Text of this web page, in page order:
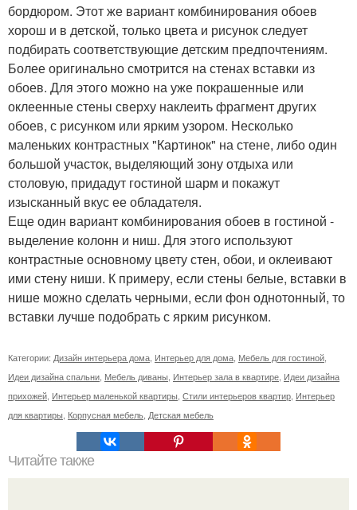
бордюром. Этот же вариант комбинирования обоев
хорош и в детской, только цвета и рисунок следует
подбирать соответствующие детским предпочтениям.
Более оригинально смотрится на стенах вставки из
обоев. Для этого можно на уже покрашенные или
оклеенные стены сверху наклеить фрагмент других
обоев, с рисунком или ярким узором. Несколько
маленьких контрастных "Картинок" на стене, либо один
большой участок, выделяющий зону отдыха или
столовую, придадут гостиной шарм и покажут
изысканный вкус ее обладателя.
Еще один вариант комбинирования обоев в гостиной -
выделение колонн и ниш. Для этого используют
контрастные основному цвету стен, обои, и оклеивают
ими стену ниши. К примеру, если стены белые, вставки в
нише можно сделать черными, если фон однотонный, то
вставки лучше подобрать с ярким рисунком.
Категории: Дизайн интерьера дома Интерьер для дома Мебель для гостиной
Идеи дизайна спальни Мебель диваны Интерьер зала в квартире Идеи дизайна
прихожей Интерьер маленькой квартиры Стили интерьеров квартир Интерьер
для квартиры Корпусная мебель Детская мебель
Читайте также